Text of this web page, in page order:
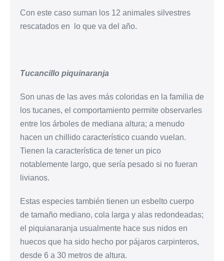
Con este caso suman los 12 animales silvestres
rescatados en lo que va del año.
Tucancillo piquinaranja
Son unas de las aves más coloridas en la familia de
los tucanes, el comportamiento permite observarles
entre los árboles de mediana altura; a menudo
hacen un chillido característico cuando vuelan.
Tienen la característica de tener un pico
notablemente largo, que sería pesado si no fueran
livianos.
Estas especies también tienen un esbelto cuerpo
de tamaño mediano, cola larga y alas redondeadas;
el piquianaranja usualmente hace sus nidos en
huecos que ha sido hecho por pájaros carpinteros,
desde 6 a 30 metros de altura.